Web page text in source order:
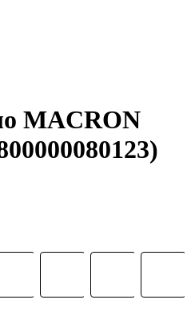
MACRON